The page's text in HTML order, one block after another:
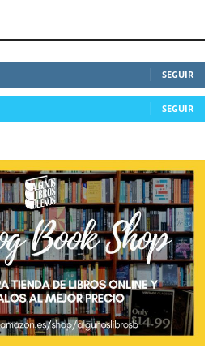
SEGUIR
SEGUIR